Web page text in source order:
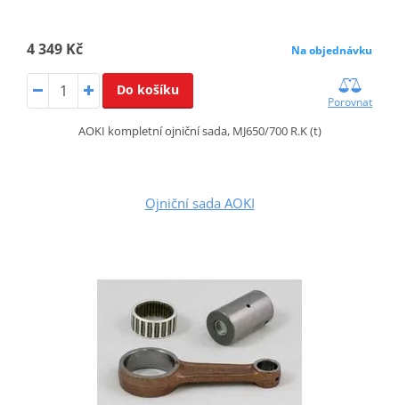
4 349 Kč Na objednávku
Do košíku
Porovnat
AOKI kompletní ojniční sada, MJ650/700 R.K (t)
Ojniční sada AOKI